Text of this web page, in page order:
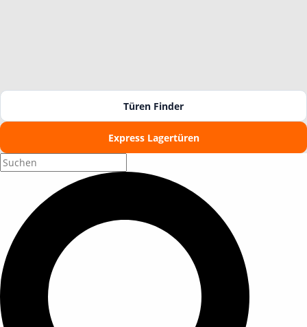
Türen Finder
Express Lagertüren